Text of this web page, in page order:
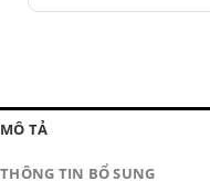
MÔ TẢ
THÔNG TIN BỔ SUNG